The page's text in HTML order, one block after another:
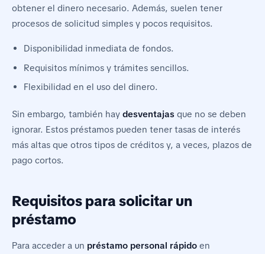
obtener el dinero necesario. Además, suelen tener
procesos de solicitud simples y pocos requisitos.
Disponibilidad inmediata de fondos.
Requisitos mínimos y trámites sencillos.
Flexibilidad en el uso del dinero.
Sin embargo, también hay desventajas que no se deben
ignorar. Estos préstamos pueden tener tasas de interés
más altas que otros tipos de créditos y, a veces, plazos de
pago cortos.
Requisitos para solicitar un
préstamo
Para acceder a un préstamo personal rápido en